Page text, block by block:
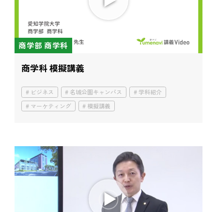
商学部 商学科
商学科 模擬講義
ビジネス 名城公園キャンパス
学科紹介
マーケティング
模擬講義